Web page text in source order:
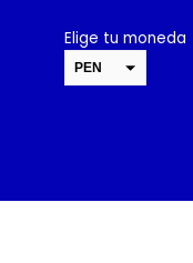
Elige tu moneda
PEN